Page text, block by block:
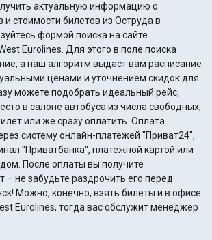
актуальную информацию о
и стоимости билетов из Оструда в
формой поиска на сайте
Eurolines. Для этого в поле поиска
а наш алгоритм выдаст вам расписание
ценами и уточнением скидок для
в салоне автобуса из числа свободных,
или же сразу оплатить. Оплата
систему онлайн-платежей "Приват24",
"Приватбанка", платежной картой или
– не забудьте раздрочить его перед
Можно, конечно, взять билеты и в офисе
Eurolines, тогда вас обслужит менеджер